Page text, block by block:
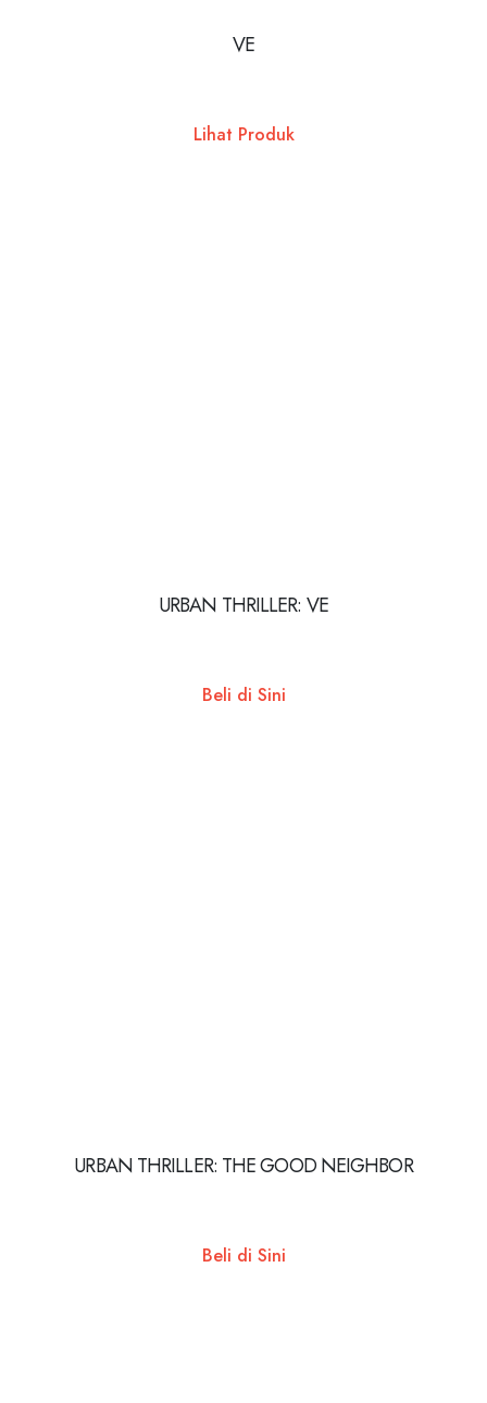
VE
Lihat Produk
URBAN THRILLER: VE
Beli di Sini
URBAN THRILLER: THE GOOD NEIGHBOR
Beli di Sini